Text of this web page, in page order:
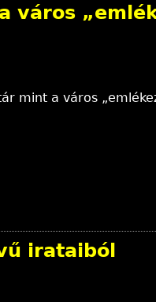
város
mint a város
irataiból